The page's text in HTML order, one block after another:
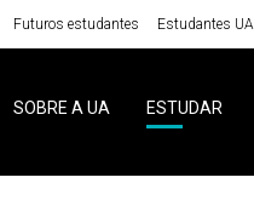
Futuros estudantes Estudantes UA
SOBRE A UA ESTUDAR